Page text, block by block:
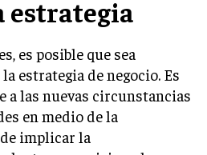
ELECTRÓNICO
Y GESTIÓN DE
estrategia
es posible que sea
estrategia de negocio. Es
a las nuevas circunstancias
en medio de la
implicar la